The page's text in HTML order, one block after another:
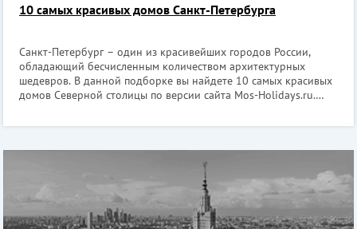
10 самых красивых домов Санкт-Петербурга
Санкт-Петербург – один из красивейших городов России,
обладающий бесчисленным количеством архитектурных
шедевров. В данной подборке вы найдете 10 самых красивых
домов Северной столицы по версии сайта Mos-Holidays.ru.
пр., 11; Рубинштейна ул